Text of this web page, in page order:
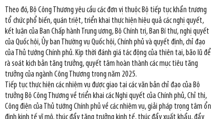
Theo đó, Bộ Công Thương yêu cầu các đơn vị thuộc Bộ tiếp tục khẩn trương
tổ chức phổ biến, quán triệt, triển khai thực hiện hiệu quả các nghị quyết,
kết luận của Ban Chấp hành Trung ương, Bộ Chính trị, Ban Bí thư, nghị quyết
của Quốc hội, Ủy ban Thường vụ Quốc hội, Chính phủ và quyết định, chỉ đạo
của Thủ tướng Chính phủ. Kịp thời đánh giá tác động của thiên tai, bão lũ để
rà soát kịch bản tăng trưởng, quyết tâm hoàn thành các mục tiêu tăng
trưởng của ngành Công Thương trong năm 2025.
Tiếp tục thực hiện các nhiệm vụ được giao tại các văn bản chỉ đạo của Bộ
trưởng Bộ Công Thương về triển khai các Nghị quyết của Chính phủ, Chỉ thị,
Công điện của Thủ tướng Chính phủ về các nhiệm vụ, giải pháp trọng tâm ổn
định kinh tế vĩ mô, thúc đẩy tăng trưởng kinh tế, thúc đẩy xuất khẩu, đẩy